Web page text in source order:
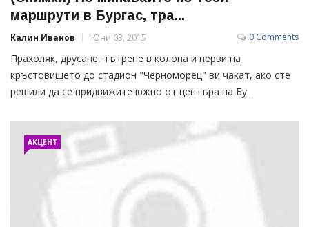
маршрути в Бургас, тра...
Калин Иванов Юни 03, 2015 0 Comments
Прахоляк, друсане, тътрене в колона и нерви на
кръстовището до стадион "Черноморец" ви чакат, ако сте
решили да се придвижите южно от центъра на Бу...
АКЦЕНТ